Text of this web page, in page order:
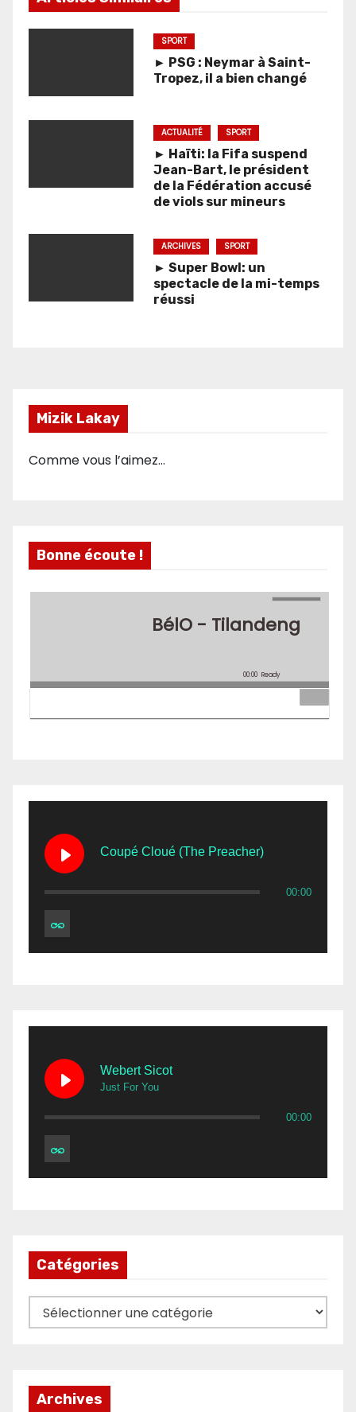
SPORT
► PSG : Neymar à Saint-
Tropez, il a bien changé
ACTUALITÉ SPORT
► Haïti: la Fifa suspend
Jean-Bart, le président
de la Fédération accusé
de viols sur mineurs
ARCHIVES SPORT
► Super Bowl: un
spectacle de la mi-temps
réussi
Mizik Lakay
Comme vous l’aimez…
Bonne écoute !
BélO - Tilandeng
00:00 Ready
Coupé Cloué (The Preacher)
00:00
Webert Sicot
Just For You
00:00
Catégories
Catégories
Archives